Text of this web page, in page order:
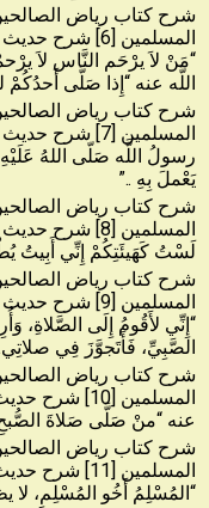
شرح كتاب رياض
المسلمين [6]
“مَنْ لاَ يرْحَم النَّاس لاَ
اللَّه عنه “إِذا صَلَّى
شرح كتاب رياض
المسلمين [7]
رسولُ اللَّه صَلّى اللهُ
يَعْملَ بِهِ ..”
شرح كتاب رياض
المسلمين [8]
لَسْتُ كَهَيئَتِكُمْ إِنِّي أَبِيتُ
شرح كتاب رياض
المسلمين [9]
“إِنِّي لأَقُومُ إِلَى الصَّلاةِ،
الصَّبِيِّ، فَأَتَجوَّزَ فِي
شرح كتاب رياض
المسلمين
عنه “منْ صَلَّى صَلاةَ
شرح كتاب رياض
المسلمين [11]
“المُسْلِمُ أَخُو المُسْلِمِ، لا